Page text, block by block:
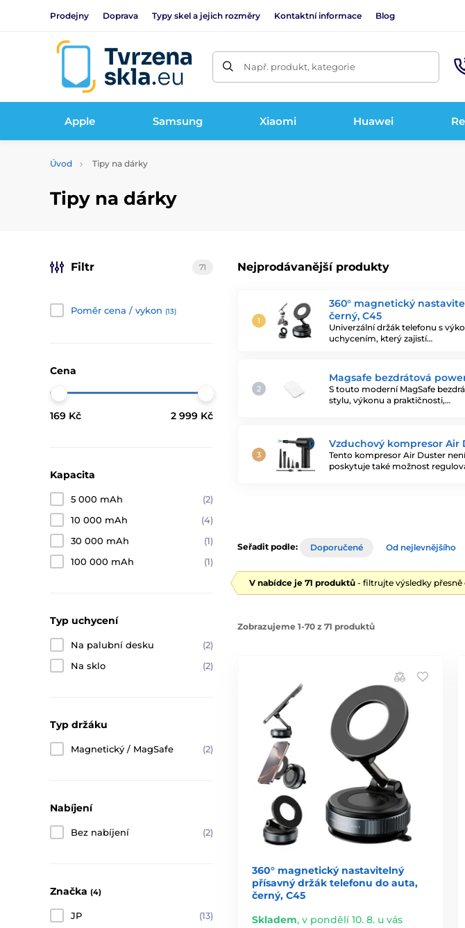
Prodejny Doprava Typy skel a jejich rozměry Kontaktní informace Blog
Např. produkt, kategorie
Apple Samsung Xiaomi Huawei
Úvod Tipy na dárky
Tipy na dárky
Nejprodávanější produkty
360° magnetický
černý, C45
Univerzální držák telefonu s
uchycením, který zajistí…
Magsafe bezdrátová
S touto moderní MagSafe
stylu, výkonu a praktičnosti,…
Vzduchový kompresor Air
Tento kompresor Air Duster
poskytuje také možnost
Filtr 71
Poměr cena / vykon (13)
Cena
169 Kč 2 999 Kč
Kapacita
5 000 mAh
(2)
10 000 mAh
(4)
30 000 mAh
(1)
100 000 mAh
(1)
Typ uchycení
Na palubní desku
(2)
Na sklo
(2)
Typ držáku
Magnetický / MagSafe (2)
Nabíjení
Bez nabíjení (2)
Značka (4)
JP
(13)
Seřadit podle: Doporučené Od nejlevnějšího
V nabídce je 71 produktů - filtrujte výsledky přesně
Zobrazujeme 1-70 z 71 produktů
360° magnetický nastavitelný
přísavný držák telefonu do auta,
černý, C45
Skladem, v pondělí 10. 8. u vás